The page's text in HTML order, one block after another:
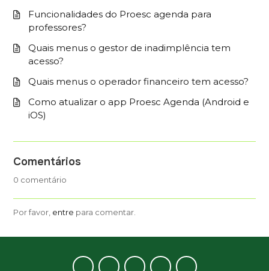
Funcionalidades do Proesc agenda para
professores?
Quais menus o gestor de inadimplência tem
acesso?
Quais menus o operador financeiro tem acesso?
Como atualizar o app Proesc Agenda (Android e
iOS)
Comentários
0 comentário
Por favor, entre para comentar.